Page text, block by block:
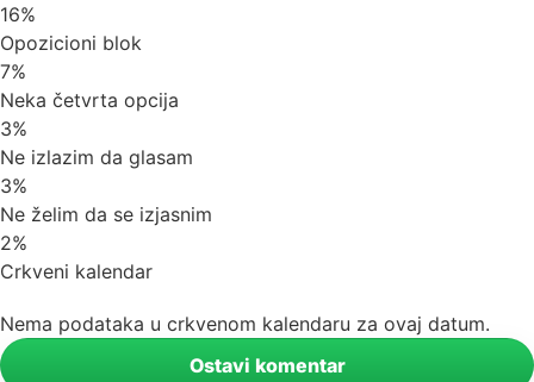
16%
Opozicioni blok
7%
Neka četvrta opcija
3%
Ne izlazim da glasam
3%
Ne želim da se izjasnim
2%
Crkveni kalendar
Nema podataka u crkvenom kalendaru za ovaj datum.
Ostavi komentar